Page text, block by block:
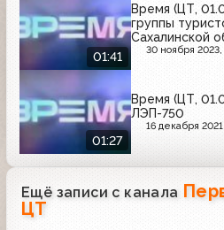
01:41
Время (ЦТ,
группы
Сахалинской
30 ноября 2023,
01:27
Время (ЦТ,
ЛЭП-750
16 декабря
Ещё записи с канала
ЦТ